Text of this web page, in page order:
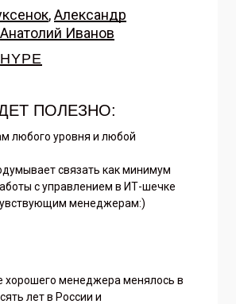
,Александр
Анатолий Иванов
HYPE
ПОЛЕЗНО:
любого уровня и любой
связать как минимум
с управлением в ИТ-шечке
менеджерам:)
хорошего менеджера менялось в
лет в России и